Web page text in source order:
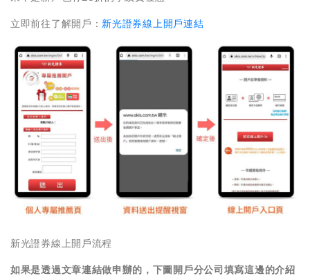
立即前往了解開戶：新光證券線上開戶連結
新光證券線上開戶流程
如果是透過文章連結做申辦的，下圖開戶分公司填寫這邊的介紹